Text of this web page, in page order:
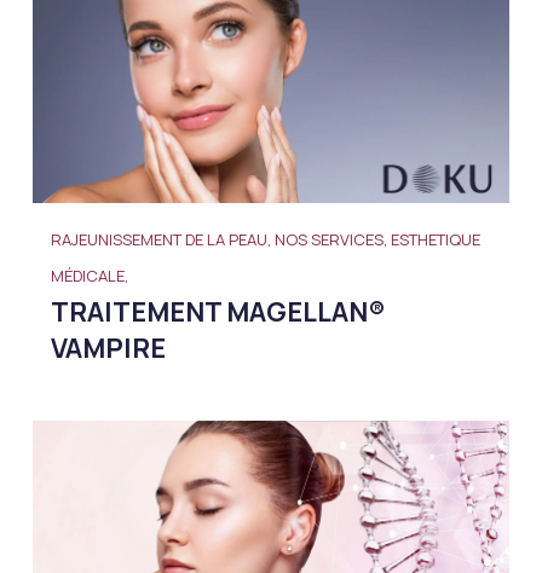
RAJEUNISSEMENT DE LA PEAU, NOS SERVICES, ESTHETIQUE
MÉDICALE,
TRAITEMENT MAGELLAN®
VAMPIRE